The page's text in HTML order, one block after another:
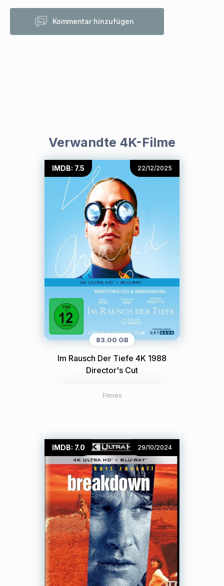
Kommentar hinzufügen
Verwandte 4K-Filme
IMDB: 7.5 22/12/2025
83.00 GB
Im Rausch Der Tiefe 4K 1988
Director's Cut
Filmes
IMDB: 7.0 29/10/2024